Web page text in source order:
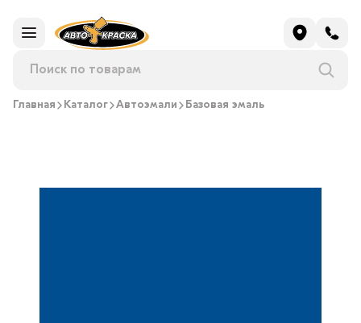
Главная Каталог Автоэмали Базовая эмаль